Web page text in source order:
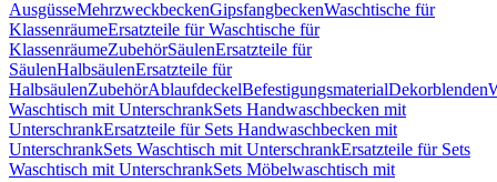
AusgüsseMehrzweckbeckenGipsfangbeckenWaschtische für
KlassenräumeErsatzteile für Waschtische für
KlassenräumeZubehörSäulenErsatzteile für
SäulenHalbsäulenErsatzteile für
HalbsäulenZubehörAblaufdeckelBefestigungsmaterialDekorblenden
Waschtisch mit UnterschrankSets Handwaschbecken mit
UnterschrankErsatzteile für Sets Handwaschbecken mit
UnterschrankSets Waschtisch mit UnterschrankErsatzteile für Sets
Waschtisch mit UnterschrankSets Möbelwaschtisch mit